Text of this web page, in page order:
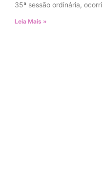
35ª sessão ordinária,
Leia Mais »